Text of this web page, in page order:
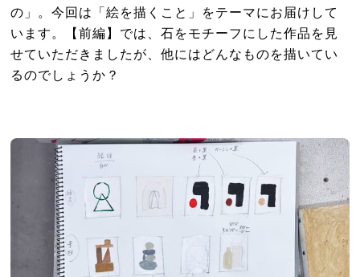
の」。今回は「絵を描くこと」をテーマにお届けして
います。【前編】では、石をモチーフにした作品を見
せていただきましたが、他にはどんなものを描いてい
るのでしょうか？